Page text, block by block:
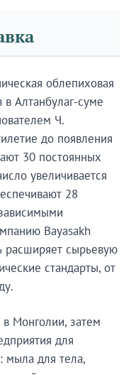
облепиховая
Алтанбулаг-суме
Ч.
до появления
30 постоянных
увеличивается
28
Bayasakh
расширяет сырьевую
стандарты, от
Монголии, затем
для
мыла для тела,